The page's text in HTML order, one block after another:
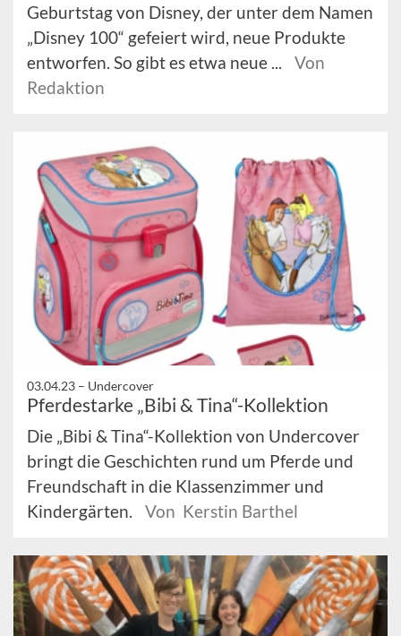
Geburtstag von Disney, der unter dem Namen
„Disney 100“ gefeiert wird, neue Produkte
entworfen. So gibt es etwa neue ...
Von
Redaktion
03.04.23 – Undercover
Pferdestarke „Bibi & Tina“-Kollektion
Die „Bibi & Tina“-Kollektion von Undercover
bringt die Geschichten rund um Pferde und
Freundschaft in die Klassenzimmer und
Kindergärten.
Von Kerstin Barthel